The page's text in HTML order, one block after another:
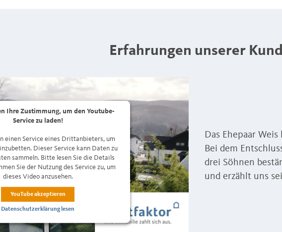
Erfahrungen unserer
Ihre Zustimmung, um den Youtube-
Service zu laden!
einen Service eines Drittanbieters, um
Dieser Service kann Daten zu
sammeln. Bitte lesen Sie die Details
Sie der Nutzung des Service zu, um
dieses Video anzusehen.
YouTube akzeptieren
Datenschutzerklärung lesen
Das Ehepaar
Bei dem
drei Söhnen
und erzählt uns